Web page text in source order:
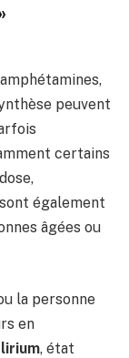
peuvent
certains
également
âgées ou
la personne
en
, état